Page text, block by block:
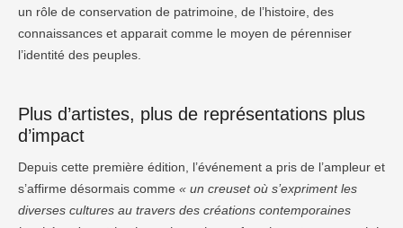
un rôle de conservation de patrimoine, de l’histoire, des
connaissances et apparait comme le moyen de pérenniser
l’identité des peuples.
Plus d’artistes, plus de représentations plus
d’impact
Depuis cette première édition, l’événement a pris de l’ampleur et
s’affirme désormais comme « un creuset où s’expriment les
diverses cultures au travers des créations contemporaines